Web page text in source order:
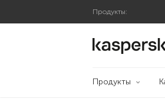
Продукты:
Продукты